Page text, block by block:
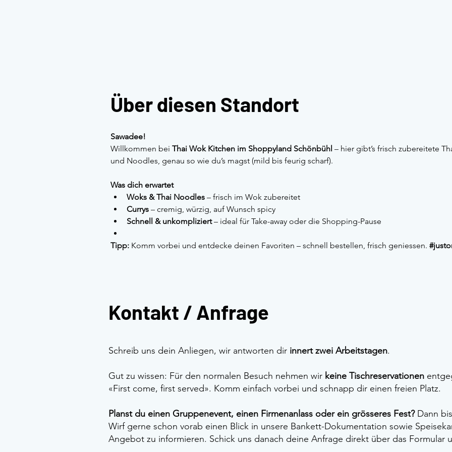
Über diesen Standort
Sawadee!
Willkommen bei Thai Wok Kitchen im Shoppyland Schönbühl – hier gibt’s frisch zubereitete
und Noodles, genau so wie du’s magst (mild bis feurig scharf).
Was dich erwartet
Woks & Thai Noodles – frisch im Wok zubereitet
Currys – cremig, würzig, auf Wunsch spicy
Schnell & unkompliziert – ideal für Take-away oder die Shopping-Pause
Tipp: Komm vorbei und entdecke deinen Favoriten – schnell bestellen, frisch geniessen.
Kontakt / Anfrage
Schreib uns dein Anliegen, wir antworten dir innert zwei Arbeitstagen.
Gut zu wissen: Für den normalen Besuch nehmen wir keine Tischreservationen
«First come, first served». Komm einfach vorbei und schnapp dir einen freien Platz.
Planst du einen Gruppenevent, einen Firmenanlass oder ein grösseres Fest?Dann
Wirf gerne schon vorab einen Blick in unsere Bankett-Dokumentation sowie
Angebot zu informieren. Schick uns danach deine Anfrage direkt über das Formular